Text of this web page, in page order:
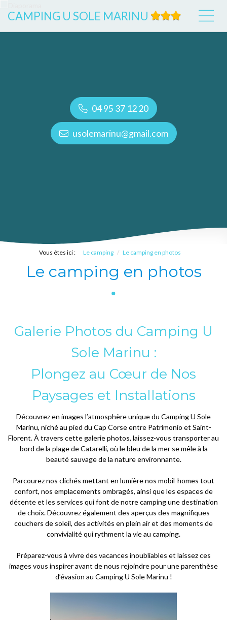
CAMPING U SOLE MARINU
04 95 37 12 20
usolemarinu@gmail.com
Vous êtes ici : Le camping Le camping en photos
Le camping en photos
Galerie Photos du Camping U
Sole Marinu :
Plongez au Cœur de Nos
Paysages et Installations
Découvrez en images l’atmosphère unique du Camping U Sole
Marinu, niché au pied du Cap Corse entre Patrimonio et Saint-
Florent. À travers cette galerie photos, laissez-vous transporter au
bord de la plage de Catarelli, où le bleu de la mer se mêle à la
beauté sauvage de la nature environnante.
Parcourez nos clichés mettant en lumière nos mobil-homes tout
confort, nos emplacements ombragés, ainsi que les espaces de
détente et les services qui font de notre camping une destination
de choix. Découvrez également des aperçus des magnifiques
couchers de soleil, des activités en plein air et des moments de
convivialité qui rythment la vie au camping.
Préparez-vous à vivre des vacances inoubliables et laissez ces
images vous inspirer avant de nous rejoindre pour une parenthèse
d’évasion au Camping U Sole Marinu !